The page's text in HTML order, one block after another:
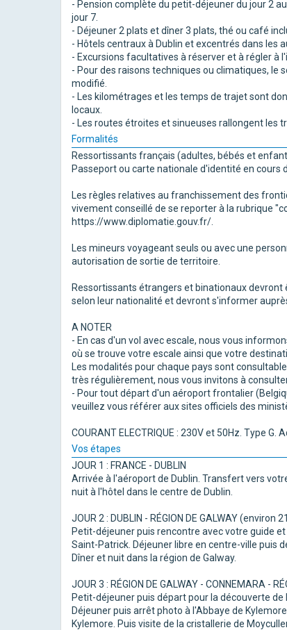
- Pension complète du petit-déjeuner du jour 2
jour 7.
- Déjeuner 2 plats et dîner 3 plats, thé ou café
- Hôtels centraux à Dublin et excentrés dans les
- Excursions facultatives à réserver et à régler à
- Pour des raisons techniques ou climatiques, le
modifié.
- Les kilométrages et les temps de trajet sont
locaux.
- Les routes étroites et sinueuses rallongent les
Formalités
Ressortissants français (adultes, bébés et
Passeport ou carte nationale d'identité en cours
Les règles relatives au franchissement des
vivement conseillé de se reporter à la rubrique
https://www.diplomatie.gouv.fr/.
Les mineurs voyageant seuls ou avec une
autorisation de sortie de territoire.
Ressortissants étrangers et binationaux
selon leur nationalité et devront s'informer
A NOTER
- En cas d'un vol avec escale, nous vous
où se trouve votre escale ainsi que votre
Les modalités pour chaque pays sont
très régulièrement, nous vous invitons à
- Pour tout départ d'un aéroport frontalier
veuillez vous référer aux sites officiels des
COURANT ELECTRIQUE : 230V et 50Hz. Type G.
Vos étapes
JOUR 1 : FRANCE - DUBLIN
Arrivée à l'aéroport de Dublin. Transfert vers
nuit à l'hôtel dans le centre de Dublin.
JOUR 2 : DUBLIN - RÉGION DE GALWAY (environ
Petit-déjeuner puis rencontre avec votre guide
Saint-Patrick. Déjeuner libre en centre-ville puis
Dîner et nuit dans la région de Galway.
JOUR 3 : RÉGION DE GALWAY - CONNEMARA -
Petit-déjeuner puis départ pour la découverte
Déjeuner puis arrêt photo à l'Abbaye de
Kylemore. Puis visite de la cristallerie de